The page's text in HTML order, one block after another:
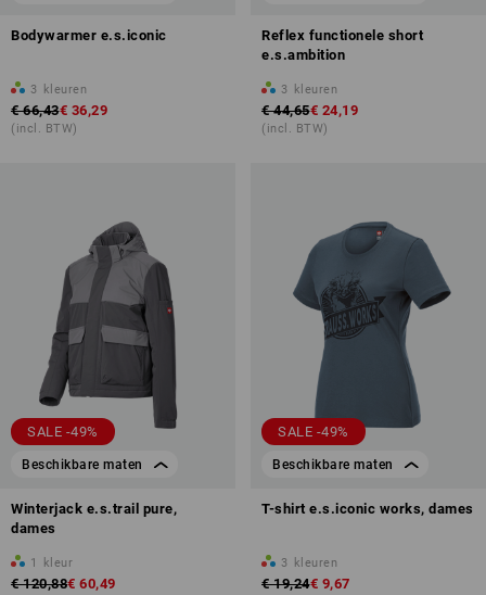
Bodywarmer e.s.iconic
3 kleuren
€ 66,43€ 36,29
(incl. BTW)
Reflex functionele short
e.s.ambition
3 kleuren
€ 44,65€ 24,19
(incl. BTW)
SALE -49%
Beschikbare maten
Winterjack e.s.trail pure,
dames
1 kleur
€ 120,88€ 60,49
SALE -49%
Beschikbare maten
T-shirt e.s.iconic works, dames
3 kleuren
€ 19,24€ 9,67